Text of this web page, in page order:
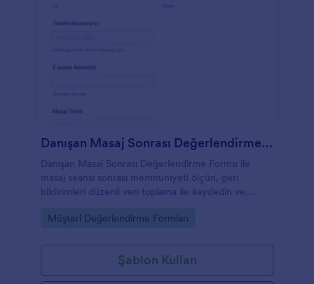
Danışan Masaj Sonrası Değerlendirme Formu
Danışan Masaj Sonrası Değerlendirme Formu ile
masaj seansı sonrası memnuniyeti ölçün, geri
bildirimleri düzenli veri toplama ile kaydedin ve
yönetin.
Go to Category:
Müşteri Değerlendirme Formları
Şablon Kullan